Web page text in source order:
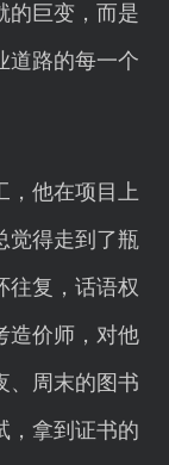
的巨变，而是
道路的每一个
，他在项目上
觉得走到了瓶
往复，话语权
造价师，对他
、周末的图书
，拿到证书的